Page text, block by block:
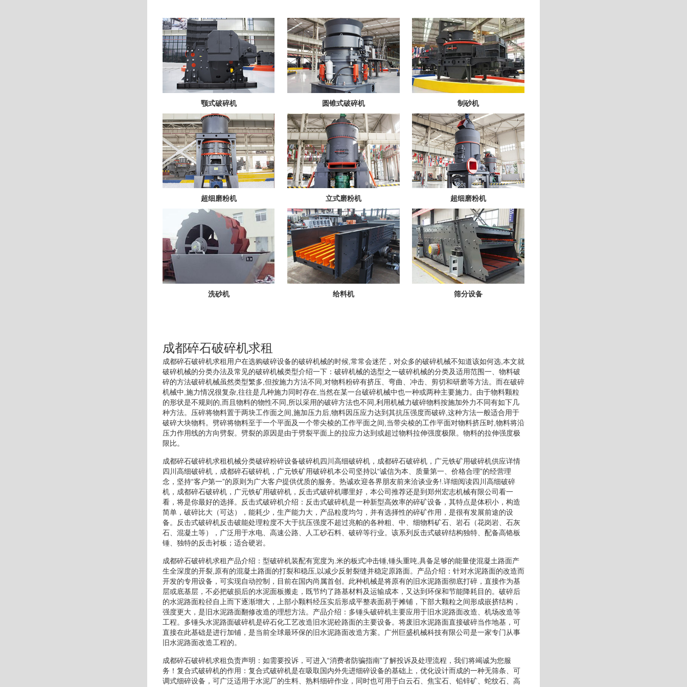
颚式破碎机 圆锥式破碎机 制砂机
超细磨粉机 立式磨粉机 超细磨粉机
洗砂机 给料机 筛分设备
成都碎石破碎机求租
成都碎石破碎机求租用户在选购破碎设备的破碎机械的时候,常常会迷茫，对众多的破碎机械不知道该如何选,本文就
破碎机械的分类办法及常见的破碎机械类型介绍一下：破碎机械的选型之一破碎机械的分类及适用范围一、物料破
碎的方法破碎机械虽然类型繁多,但按施力方法不同,对物料粉碎有挤压、弯曲、冲击、剪切和研磨等方法。而在破碎
机械中,施力情况很复杂,往往是几种施力同时存在,当然在某一台破碎机械中也一种或两种主要施力。由于物料颗粒
的形状是不规则的,而且物料的物性不同,所以采用的破碎方法也不同,利用机械力破碎物料按施加外力不同有如下几
种方法。压碎将物料置于两块工作面之间,施加压力后,物料因压应力达到其抗压强度而破碎,这种方法一般适合用于
破碎大块物料。劈碎将物料至于一个平面及一个带尖棱的工作平面之间,当带尖棱的工作平面对物料挤压时,物料将沿
压力作用线的方向劈裂。劈裂的原因是由于劈裂平面上的拉应力达到或超过物料拉伸强度极限。物料的拉伸强度极
限比。
成都碎石破碎机求租机械分类破碎粉碎设备破碎机四川高细破碎机，成都碎石破碎机，广元铁矿用破碎机供应详情
四川高细破碎机，成都碎石破碎机，广元铁矿用破碎机本公司坚持以“诚信为本、质量第一、价格合理”的经营理
念，坚持“客户第一”的原则为广大客户提供优质的服务。热诚欢迎各界朋友前来洽谈业务!.详细阅读四川高细破碎
机，成都碎石破碎机，广元铁矿用破碎机，反击式破碎机哪里好，本公司推荐还是到郑州宏志机械有限公司看一
看，将是你最好的选择。反击式破碎机介绍：反击式破碎机是一种新型高效率的碎矿设备，其特点是体积小，构造
简单，破碎比大（可达），能耗少，生产能力大，产品粒度均匀，并有选择性的碎矿作用，是很有发展前途的设
备。反击式破碎机反击破能处理粒度不大于抗压强度不超过兆帕的各种粗、中、细物料矿石、岩石（花岗岩、石灰
石、混凝土等），广泛用于水电、高速公路、人工砂石料、破碎等行业。该系列反击式破碎结构独特、配备高铬板
锤、独特的反击衬板；适合硬岩。
成都碎石破碎机求租产品介绍：型破碎机装配有宽度为.米的板式冲击锤,锤头重吨,具备足够的能量使混凝土路面产
生全深度的开裂,原有的混凝土路面的打裂和稳压,以减少反射裂缝并稳定原路面。产品介绍：针对水泥路面的改造而
开发的专用设备，可实现自动控制，目前在国内尚属首创。此种机械是将原有的旧水泥路面彻底打碎，直接作为基
层或底基层，不必把破损后的水泥面板搬走，既节约了路基材料及运输成本，又达到环保和节能降耗目的。破碎后
的水泥路面粒径自上而下逐渐增大，上部小颗料经压实后形成平整表面易于摊铺，下部大颗粒之间形成嵌挤结构，
强度更大，是旧水泥路面翻修改造的理想方法。产品介绍：多锤头破碎机主要应用于旧水泥路面改造、机场改造等
工程。多锤头水泥路面破碎机是碎石化工艺改造旧水泥砼路面的主要设备。将废旧水泥路面直接破碎当作地基，可
直接在此基础是进行加铺，是当前全球最环保的旧水泥路面改造方案。广州巨盛机械科技有限公司是一家专门从事
旧水泥路面改造工程的。
成都碎石破碎机求租负责声明：如需要投诉，可进入“消费者防骗指南”了解投诉及处理流程，我们将竭诚为您服
务！复合式破碎机的作用：复合式破碎机是在吸取国内外先进细碎设备的基础上，优化设计而成的一种无筛条、可
调式细碎设备，可广泛适用于水泥厂的生料、熟料细碎作业，同时也可用于白云石、焦宝石、铅锌矿、蛇纹石、高